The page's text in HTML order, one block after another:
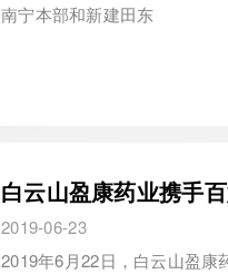
南宁本部和新建田东
白云山盈康药业携手
2019-06-23
2019年6月22日，白云山盈康